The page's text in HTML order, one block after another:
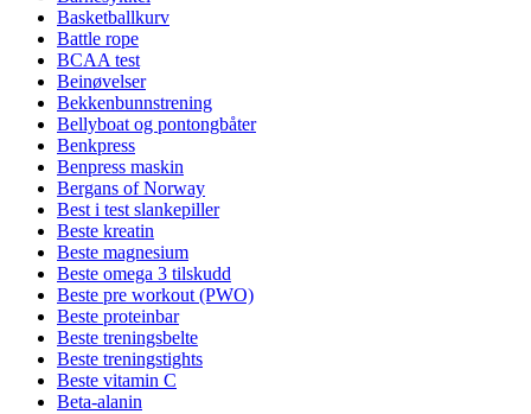
Basketballkurv
Battle rope
BCAA test
Beinøvelser
Bekkenbunnstrening
Bellyboat og pontongbåter
Benkpress
Benpress maskin
Bergans of Norway
Best i test slankepiller
Beste kreatin
Beste magnesium
Beste omega 3 tilskudd
Beste pre workout (PWO)
Beste proteinbar
Beste treningsbelte
Beste treningstights
Beste vitamin C
Beta-alanin